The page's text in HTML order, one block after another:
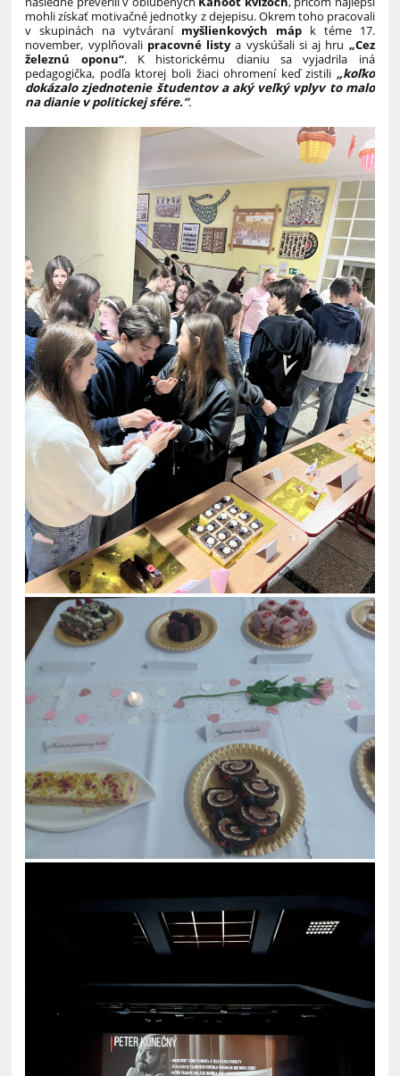
mohli získať motivačné jednotky z dejepisu. Okrem toho pracovali
v skupinách na vytváraní myšlienkových mápk téme 17.
november, vyplňovali pracovné listya vyskúšali si aj hru „Cez
železnú oponu“. K historickému dianiu sa vyjadrila iná
pedagogička, podľa ktorej boli žiaci ohromení keď zistili „koľko
dokázalo zjednotenie študentov a aký veľký vplyv to malo
na dianie v politickej sfére.“.